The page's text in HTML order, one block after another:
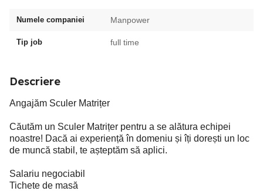
Numele companiei Manpower
Tip job full time
Descriere
Angajăm Sculer Matrițer
Căutăm un Sculer Matrițer pentru a se alătura echipei
noastre! Dacă ai experiență în domeniu și îți dorești un loc
de muncă stabil, te așteptăm să aplici.
Salariu negociabil
Tichete de masă